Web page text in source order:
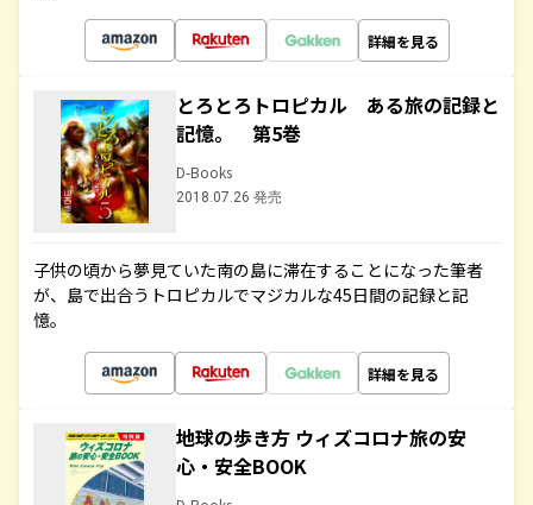
詳細を見る
とろとろトロピカル ある旅の記録と
記憶。 第5巻
D-Books
2018.07.26 発売
子供の頃から夢見ていた南の島に滞在することになった筆者
が、島で出合うトロピカルでマジカルな45日間の記録と記
憶。
詳細を見る
地球の歩き方 ウィズコロナ旅の安
心・安全BOOK